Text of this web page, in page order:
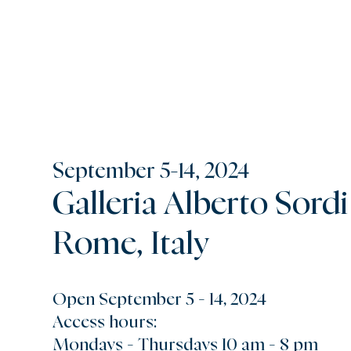
September 5-14, 2024
Galleria Alberto Sordi
Rome, Italy
Open September 5 - 14, 2024
Access hours:
Mondays - Thursdays 10 am - 8 pm